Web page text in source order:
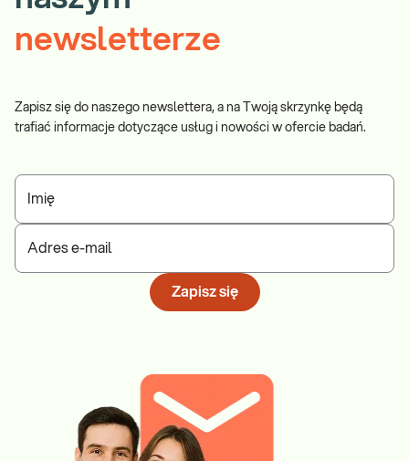
newsletterze
Zapisz się do naszego newslettera, a na Twoją skrzynkę będą
trafiać informacje dotyczące usług i nowości w ofercie badań.
Imię
Adres e-mail
Zapisz się